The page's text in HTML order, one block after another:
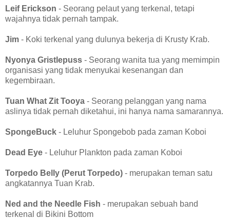
Leif Erickson - Seorang pelaut yang terkenal, tetapi
wajahnya tidak pernah tampak.
Jim - Koki terkenal yang dulunya bekerja di Krusty Krab.
Nyonya Gristlepuss - Seorang wanita tua yang memimpin
organisasi yang tidak menyukai kesenangan dan
kegembiraan.
Tuan What Zit Tooya - Seorang pelanggan yang nama
aslinya tidak pernah diketahui, ini hanya nama samarannya.
SpongeBuck - Leluhur Spongebob pada zaman Koboi
Dead Eye - Leluhur Plankton pada zaman Koboi
Torpedo Belly (Perut Torpedo) - merupakan teman satu
angkatannya Tuan Krab.
Ned and the Needle Fish - merupakan sebuah band
terkenal di Bikini Bottom